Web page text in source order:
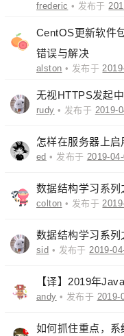
frederic • 发布于
CentOS更新软件
错误与解决
alston • 发布于
无视HTTPS发起
rudy • 发布于 2019-
怎样在服务器上
ed • 发布于 2019-
数据结构学习系
colton • 发布于
数据结构学习系
sid • 发布于2019-
【译】2019年
andy • 发布于 2019-
如何抓住重点，系